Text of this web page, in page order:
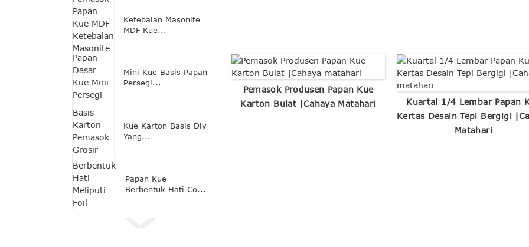
Ketebalan Masonite
MDF Kue...
Mini Kue Basis Papan
Persegi...
Kue Karton Basis Diy
Yang...
Papan Kue
Berbentuk Hati Co...
Pemasok Produsen Papan Kue
Karton Bulat |Cahaya Matahari
Kuartal 1/4 Lembar Papan
Kertas Desain Tepi Bergigi
Matahari